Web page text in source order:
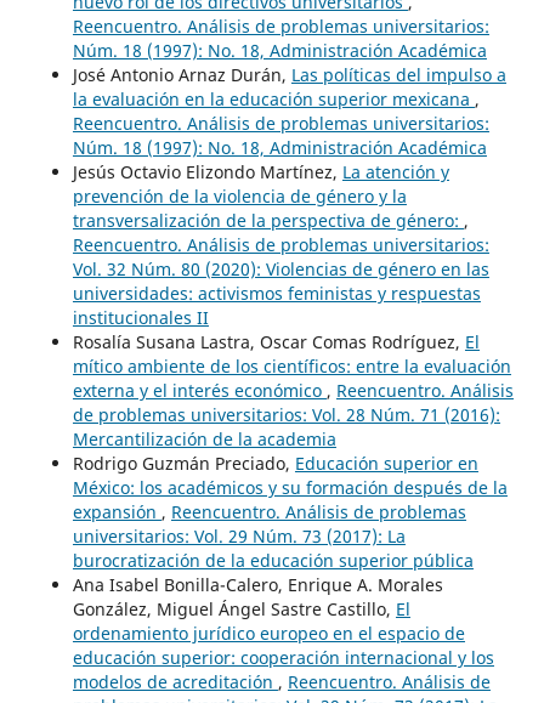
Reencuentro. Análisis de problemas universitarios:
Núm. 18 (1997): No. 18, Administración Académica
José Antonio Arnaz Durán, Las políticas del impulso a
la evaluación en la educación superior mexicana ,
Reencuentro. Análisis de problemas universitarios:
Núm. 18 (1997): No. 18, Administración Académica
Jesús Octavio Elizondo Martínez, La atención y
prevención de la violencia de género y la
transversalización de la perspectiva de género: ,
Reencuentro. Análisis de problemas universitarios:
Vol. 32 Núm. 80 (2020): Violencias de género en las
universidades: activismos feministas y respuestas
institucionales II
Rosalía Susana Lastra, Oscar Comas Rodríguez, El
mítico ambiente de los científicos: entre la evaluación
externa y el interés económico , Reencuentro. Análisis
de problemas universitarios: Vol. 28 Núm. 71 (2016):
Mercantilización de la academia
Rodrigo Guzmán Preciado, Educación superior en
México: los académicos y su formación después de la
expansión , Reencuentro. Análisis de problemas
universitarios: Vol. 29 Núm. 73 (2017): La
burocratización de la educación superior pública
Ana Isabel Bonilla-Calero, Enrique A. Morales
González, Miguel Ángel Sastre Castillo, El
ordenamiento jurídico europeo en el espacio de
educación superior: cooperación internacional y los
modelos de acreditación , Reencuentro. Análisis de